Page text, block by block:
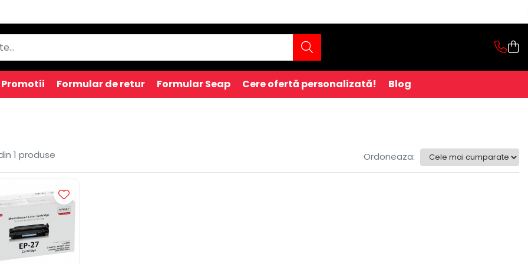
Promotii Formular de retur Formular Seap Cere ofertă personalizată! Blog
1 produse Ordoneaza: